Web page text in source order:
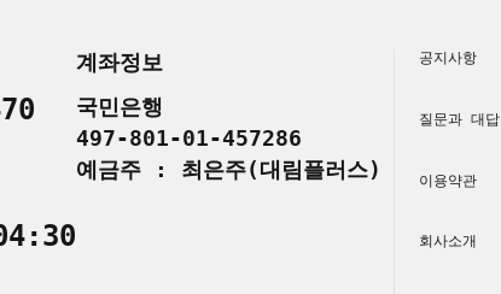
계좌정보
국민은행
497-801-01-457286
예금주 : 최은주(대림플러스)
공지사항
질문과 대답
이용약관
회사소개